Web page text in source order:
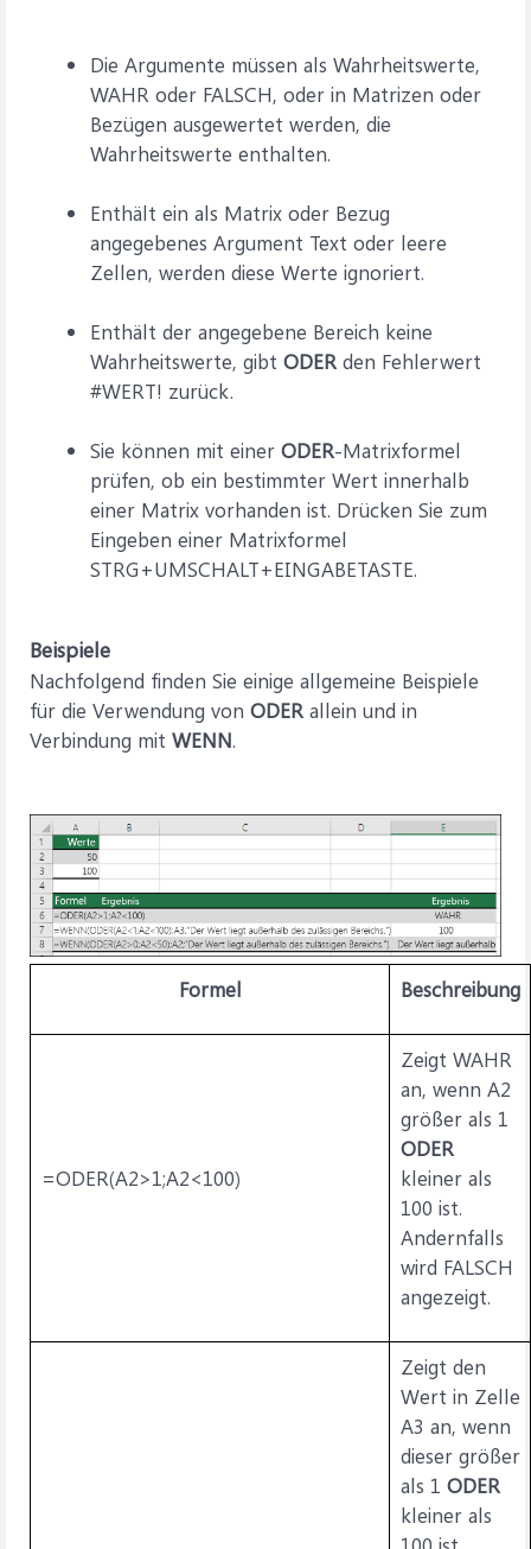
Die Argumente müssen als Wahrheitswerte,
WAHR oder FALSCH, oder in Matrizen oder
Bezügen ausgewertet werden, die
Wahrheitswerte enthalten.
Enthält ein als Matrix oder Bezug
angegebenes Argument Text oder leere
Zellen, werden diese Werte ignoriert.
Enthält der angegebene Bereich keine
Wahrheitswerte, gibt ODER den Fehlerwert
#WERT! zurück.
Sie können mit einer ODER-Matrixformel
prüfen, ob ein bestimmter Wert innerhalb
einer Matrix vorhanden ist. Drücken Sie zum
Eingeben einer Matrixformel
STRG+UMSCHALT+EINGABETASTE.
Beispiele
Nachfolgend finden Sie einige allgemeine Beispiele
für die Verwendung von ODER allein und in
Verbindung mit WENN.
Formel Beschreibung
=ODER(A2>1;A2<100)
Zeigt WAHR
an, wenn A2
größer als 1
ODER
kleiner als
100 ist.
Andernfalls
wird FALSCH
angezeigt.
Zeigt den
Wert in Zelle
A3 an, wenn
dieser größer
als 1 ODER
kleiner als